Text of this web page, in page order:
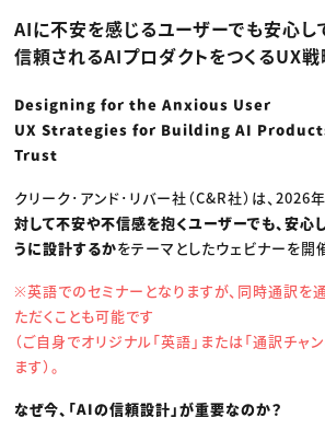
クリエイターインタビュー
C＆R Magazine
ニュース・トレンド トップ
Web
映像
広告
出版
CREATIVE VILLAGEからのお知らせ
AIに不安を感じるユーザーでも安心し
信頼されるAIプロダクトをつくるUX
Designing for the Anxious User
UX Strategies for Building AI
Trust
クリーク･アンド･リバー社（C&R社）は、2026
対して不安や不信感を抱くユーザーでも、安心
うに設計するかをテーマとしたウェビナーを開
※英語でのセミナーとなりますが、同時通訳を
ただくことも可能です
（ご自身でオリジナル「英語」または「通訳チャ
ます）。
なぜ今、「AIの信頼設計」が重要なのか？